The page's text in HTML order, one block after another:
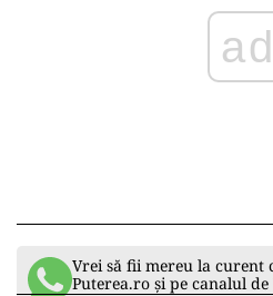
ad
Vrei să fii mereu la curent
Puterea.ro și pe canalul